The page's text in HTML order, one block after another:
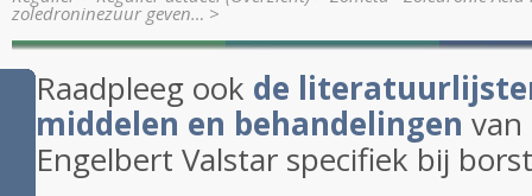
zoledroninezuur geven… >
Raadpleeg ook de
middelen en behandelingen van
Engelbert Valstar specifiek bij